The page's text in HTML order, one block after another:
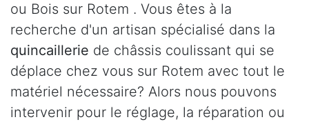
ou Bois sur Rotem . Vous êtes à la
recherche d'un artisan spécialisé dans la
quincaillerie de châssis coulissant qui se
déplace chez vous sur Rotem avec tout le
matériel nécessaire? Alors nous pouvons
intervenir pour le réglage, la réparation ou